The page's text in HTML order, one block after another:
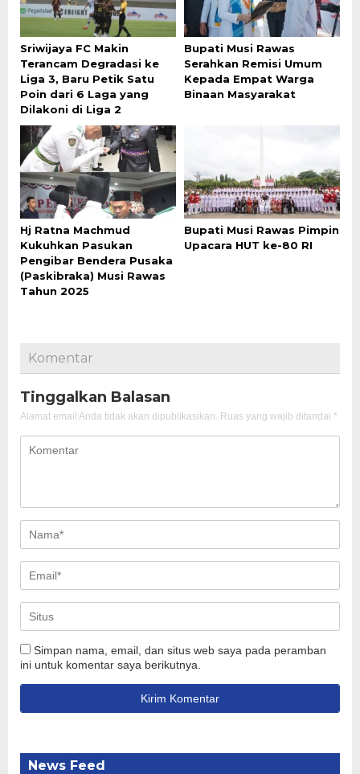
Sriwijaya FC Makin
Terancam Degradasi ke
Liga 3, Baru Petik Satu
Poin dari 6 Laga yang
Dilakoni di Liga 2
Bupati Musi Rawas
Serahkan Remisi Umum
Kepada Empat Warga
Binaan Masyarakat
Hj Ratna Machmud
Kukuhkan Pasukan
Pengibar Bendera Pusaka
(Paskibraka) Musi Rawas
Tahun 2025
Bupati Musi Rawas Pimpin
Upacara HUT ke-80 RI
Komentar
Tinggalkan Balasan
Alamat email Anda tidak akan dipublikasikan. Ruas yang wajib ditandai *
Simpan nama, email, dan situs web saya pada peramban
ini untuk komentar saya berikutnya.
News Feed